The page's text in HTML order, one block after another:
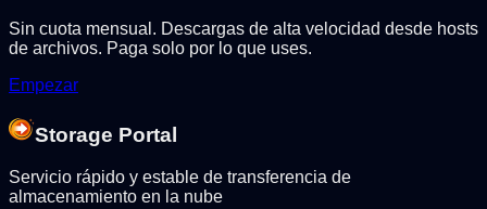
Sin cuota mensual. Descargas de alta velocidad desde hosts
de archivos. Paga solo por lo que uses.
Empezar
Storage Portal
Servicio rápido y estable de transferencia de
almacenamiento en la nube